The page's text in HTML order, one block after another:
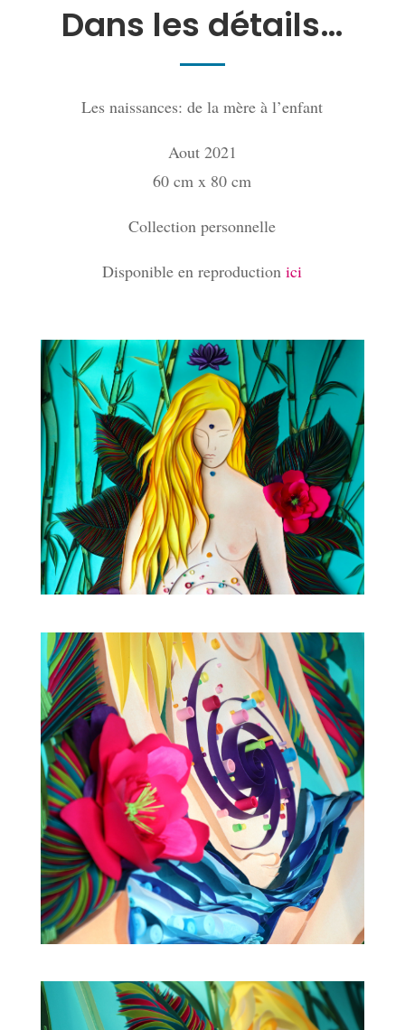
Dans les détails…
Les naissances: de la mère à l’enfant
Aout 2021
60 cm x 80 cm
Collection personnelle
Disponible en reproductionici